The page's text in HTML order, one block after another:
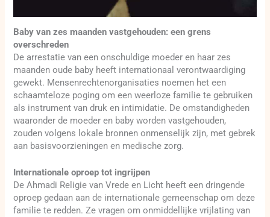
Baby van zes maanden vastgehouden: een grens
overschreden
De arrestatie van een onschuldige moeder en haar zes
maanden oude baby heeft internationaal verontwaardiging
gewekt. Mensenrechtenorganisaties noemen het een
schaamteloze poging om een weerloze familie te gebruiken
als instrument van druk en intimidatie. De omstandigheden
waaronder de moeder en baby worden vastgehouden,
zouden volgens lokale bronnen onmenselijk zijn, met gebrek
aan basisvoorzieningen en medische zorg.
Internationale oproep tot ingrijpen
De Ahmadi Religie van Vrede en Licht heeft een dringende
oproep gedaan aan de internationale gemeenschap om deze
familie te redden. Ze vragen om onmiddellijke vrijlating van